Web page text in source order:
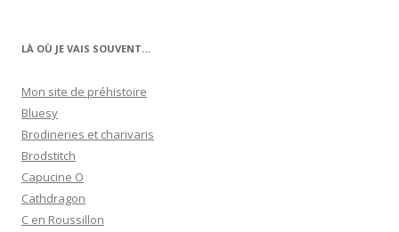
LÀ OÙ JE VAIS SOUVENT…
Mon site de préhistoire
Bluesy
Brodineries et charivaris
Brodstitch
Capucine O
Cathdragon
C en Roussillon